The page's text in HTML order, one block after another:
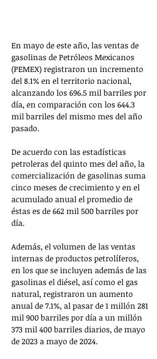
En mayo de este año, las ventas de
gasolinas de Petróleos Mexicanos
(PEMEX) registraron un incremento
del 8.1% en el territorio nacional,
alcanzando los 696.5 mil barriles por
día, en comparación con los 644.3
mil barriles del mismo mes del año
pasado.
De acuerdo con las estadísticas
petroleras del quinto mes del año, la
comercialización de gasolinas suma
cinco meses de crecimiento y en el
acumulado anual el promedio de
éstas es de 662 mil 500 barriles por
día.
Además, el volumen de las ventas
internas de productos petrolíferos,
en los que se incluyen además de las
gasolinas el diésel, así como el gas
natural, registraron un aumento
anual de 7.1%, al pasar de 1 millón 281
mil 900 barriles por día a un millón
373 mil 400 barriles diarios, de mayo
de 2023 a mayo de 2024.